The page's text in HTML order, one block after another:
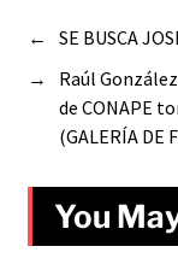
←
SE BUSCA
→
Raúl
de CONAPE
(GALERÍA DE
You